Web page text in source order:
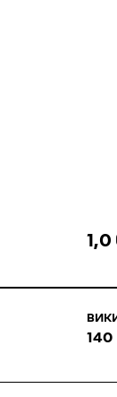
140